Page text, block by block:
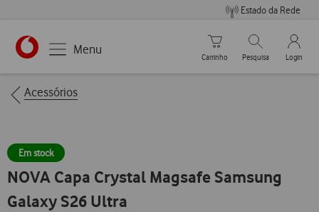
Estado da Rede
https://www.vodafone.pt
Menu
Carrinho de compras
Carrinho
Pesquisar
Pesquisa
My
Login
Breadcrumbs
Acessórios
Em stock
NOVA Capa Crystal Magsafe Samsung
Galaxy S26 Ultra